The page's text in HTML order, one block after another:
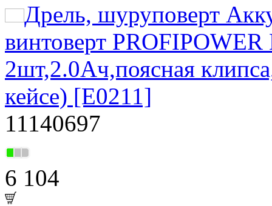
Дрель, шуруповерт
винтоверт
2шт,2.0Ач,поясная
кейсе) [E0211]
11140697
6 104